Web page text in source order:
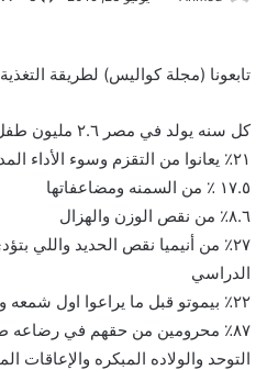
تابعونا (مجلة كواليس) لطريقة
كل سنه يولد في مصر ٢.٦ مليون طفل
٢١٪؜ يعانوا من التقزم وسوء الأداء المدرسي
١٧.٥ ٪؜ من السمنه ومضاعفاتها
٨.٦٪؜ من نقص الوزن والهزال
٢٧٪؜ من أنيميا نقص الحديد واللي
الدراسي
٢٢٪؜ بيموتو قبل ما يراعوا اول شمعه ونصفهم بيموت قبل عمر شهر
٨٧٪؜ محرومين من حقهم في رضاعه طبيعية مطلقه لمده ٤-٥ شهور
التوحد والولاده المبكره والإعاقات